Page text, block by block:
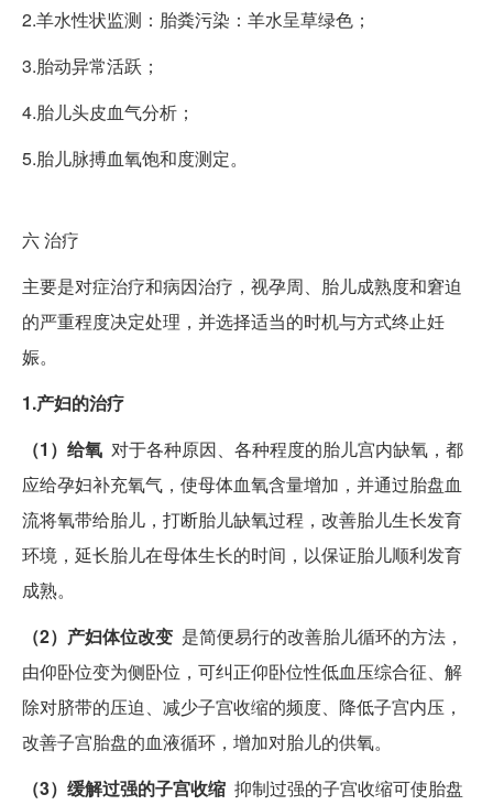
2.羊水性状监测：胎粪污染：羊水呈草绿色；
3.胎动异常活跃；
4.胎儿头皮血气分析；
5.胎儿脉搏血氧饱和度测定。
六治疗
主要是对症治疗和病因治疗，视孕周、胎儿成熟度和窘迫
的严重程度决定处理，并选择适当的时机与方式终止妊
娠。
1.产妇的治疗
（1）给氧 对于各种原因、各种程度的胎儿宫内缺氧，都
应给孕妇补充氧气，使母体血氧含量增加，并通过胎盘血
流将氧带给胎儿，打断胎儿缺氧过程，改善胎儿生长发育
环境，延长胎儿在母体生长的时间，以保证胎儿顺利发育
成熟。
（2）产妇体位改变 是简便易行的改善胎儿循环的方法，
由仰卧位变为侧卧位，可纠正仰卧位性低血压综合征、解
除对脐带的压迫、减少子宫收缩的频度、降低子宫内压，
改善子宫胎盘的血液循环，增加对胎儿的供氧。
（3）缓解过强的子宫收缩 抑制过强的子宫收缩可使胎盘